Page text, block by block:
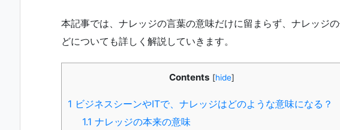
本記事では、ナレッジの言葉の意味だけに留まらず、ナレッジ
どについても詳しく解説していきます。
Contents [hide]
1 ビジネスシーンやITで、ナレッジはどのような意味になる？
1.1 ナレッジの本来の意味